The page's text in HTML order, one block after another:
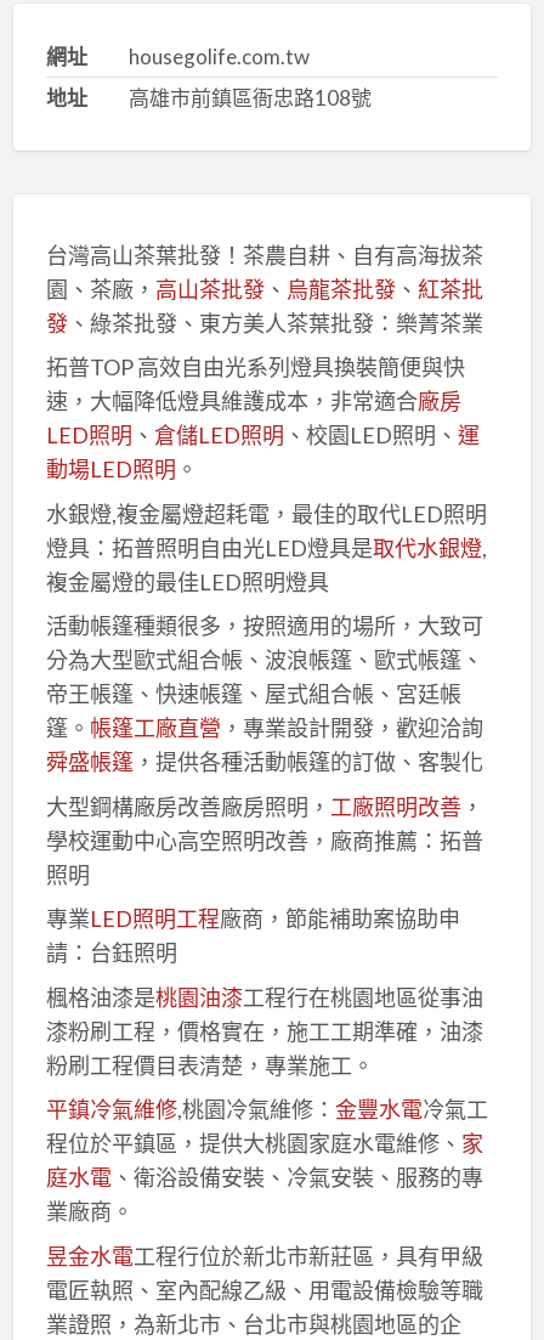
網址
housegolife.com.tw
地址
高雄市前鎮區衙忠路108號
台灣高山茶葉批發！茶農自耕、自有高海拔茶
園、茶廠， 高山茶批發、 烏龍茶批發、 紅茶批
發、綠茶批發、東方美人茶葉批發：樂菁茶業
拓普TOP 高效自由光系列燈具換裝簡便與快
速，大幅降低燈具維護成本，非常適合廠房
LED照明 、 倉儲LED照明 、校園LED照明、 運
動場LED照明 。
水銀燈,複金屬燈超耗電，最佳的取代LED照明
燈具：拓普照明自由光LED燈具是取代水銀燈,
複金屬燈的最佳LED照明燈具
活動帳篷種類很多，按照適用的場所，大致可
分為大型歐式組合帳、波浪帳篷、歐式帳篷、
帝王帳篷、快速帳篷、屋式組合帳、宮廷帳
篷。 帳篷工廠直營 ，專業設計開發，歡迎洽詢
舜盛帳篷，提供各種活動帳篷的訂做、客製化
大型鋼構廠房改善廠房照明， 工廠照明改善，
學校運動中心高空照明改善，廠商推薦：拓普
照明
專業LED照明工程廠商，節能補助案協助申
請：台鈺照明
楓格油漆是桃園油漆工程行在桃園地區從事油
漆粉刷工程，價格實在，施工工期準確，油漆
粉刷工程價目表清楚，專業施工。
平鎮冷氣維修,桃園冷氣維修： 金豐水電冷氣工
程位於平鎮區，提供大桃園家庭水電維修、 家
庭水電、衛浴設備安裝、冷氣安裝、服務的專
業廠商。
昱金水電工程行位於新北市新莊區，具有甲級
電匠執照、室內配線乙級、用電設備檢驗等職
業證照，為新北市、台北市與桃園地區的企